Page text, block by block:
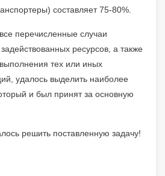
составляет 75-80%.
перечисленные случаи
ресурсов, а также
тех или иных
удалось выделить наиболее
и был принят за основную
решить поставленную задачу!